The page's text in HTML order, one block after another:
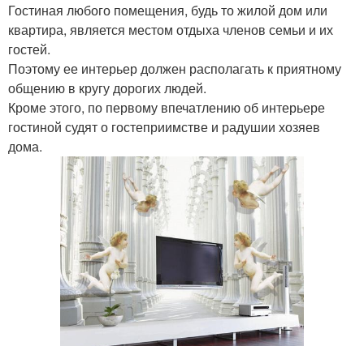
Гостиная любого помещения, будь то жилой дом или
квартира, является местом отдыха членов семьи и их
гостей.
Поэтому ее интерьер должен располагать к приятному
общению в кругу дорогих людей.
Кроме этого, по первому впечатлению об интерьере
гостиной судят о гостеприимстве и радушии хозяев
дома.